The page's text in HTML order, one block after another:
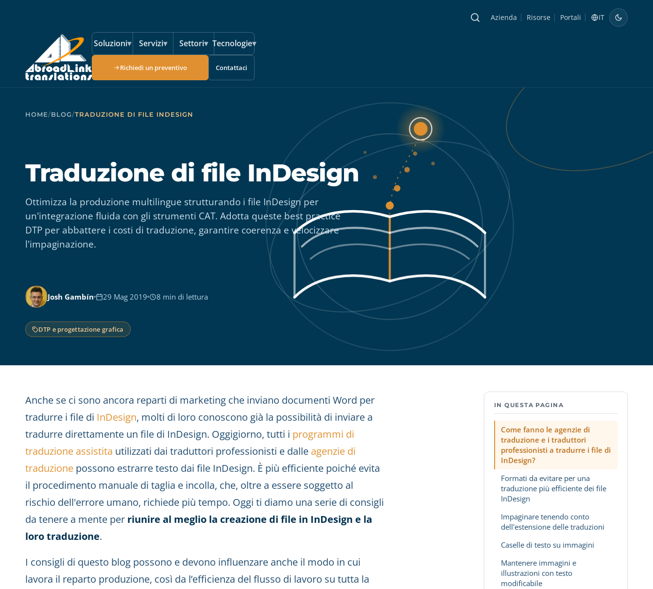
Azienda Risorse Portali IT
Soluzioni▾ Servizi▾ Settori▾ Tecnologie▾
Richiedi un preventivo Contattaci
HOME/BLOG/TRADUZIONE DI FILE INDESIGN
Traduzione di file InDesign
Ottimizza la produzione multilingue strutturando i file InDesign per
un'integrazione fluida con gli strumenti CAT. Adotta queste best practice
DTP per abbattere i costi di traduzione, garantire coerenza e velocizzare
l'impaginazione.
Josh Gambín 29 Mag 2019 8 min di lettura
DTP e progettazione grafica
Anche se ci sono ancora reparti di marketing che inviano documenti Word per
tradurre i file di InDesign, molti di loro conoscono già la possibilità di inviare a
tradurre direttamente un file di InDesign. Oggigiorno, tutti i programmi di
traduzione assistita utilizzati dai traduttori professionisti e dalle agenzie di
traduzione possono estrarre testo dai file InDesign. È più efficiente poiché evita
il procedimento manuale di taglia e incolla, che, oltre a essere soggetto al
rischio dell'errore umano, richiede più tempo. Oggi ti diamo una serie di consigli
da tenere a mente per riunire al meglio la creazione di file in InDesign e la
loro traduzione.
I consigli di questo blog possono e devono influenzare anche il modo in cui
lavora il reparto produzione, così da l’efficienza del flusso di lavoro su tutta la
IN QUESTA PAGINA
Come fanno le agenzie di
traduzione e i traduttori
professionisti a tradurre i file di
InDesign?
Formati da evitare per una
traduzione più efficiente dei file
InDesign
Impaginare tenendo conto
dell'estensione delle traduzioni
Caselle di testo su immagini
Mantenere immagini e
illustrazioni con testo
modificabile